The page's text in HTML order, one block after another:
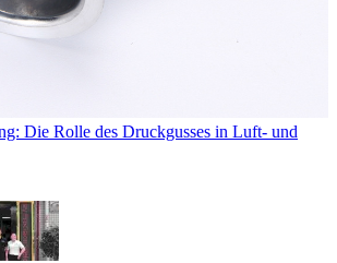
Die Rolle des Druckgusses in Luft- und